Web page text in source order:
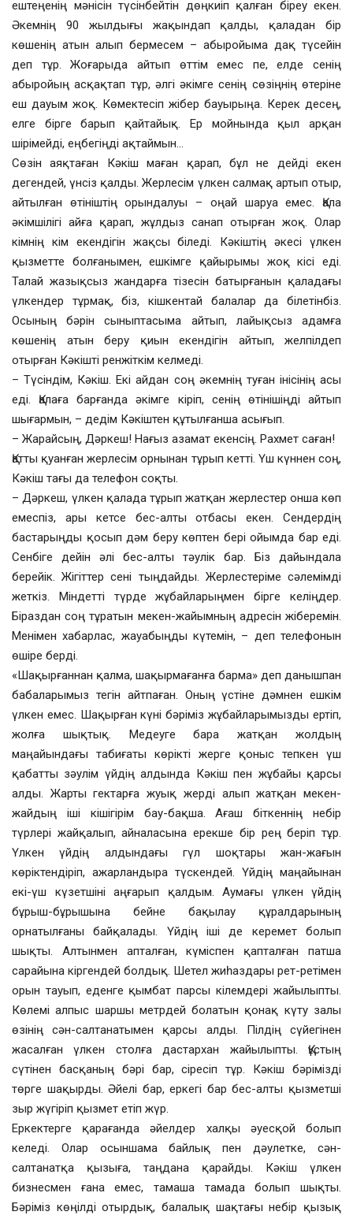
ештеңенің мәнісін түсінбейтін дөңкиіп қалған біреу екен.
Әкемнің 90 жылдығы жақындап қалды, қаладан бір
көшенің атын алып бермесем – абыройыма дақ түсейін
деп тұр. Жоғарыда айтып өттім емес пе, елде сенің
абыройың асқақтап тұр, әлгі әкімге сенің сөзіңнің өтеріне
еш дауым жоқ. Көмектесіп жібер бауырыңа. Керек десең,
елге бірге барып қайтайық. Ер мойнында қыл арқан
шірімейді, еңбегіңді ақтаймын…
Сөзін аяқтаған Кәкіш маған қарап, бұл не дейді екен
дегендей, үнсіз қалды. Жерлесім үлкен салмақ артып отыр,
айтылған өтініштің орындалуы – оңай шаруа емес. Қала
әкімшілігі айға қарап, жұлдыз санап отырған жоқ. Олар
кімнің кім екендігін жақсы біледі. Кәкіштің әкесі үлкен
қызметте болғанымен, ешкімге қайырымы жоқ кісі еді.
Талай жазықсыз жандарға тізесін батырғанын қаладағы
үлкендер тұрмақ, біз, кішкентай балалар да білетінбіз.
Осының бәрін сыныптасыма айтып, лайықсыз адамға
көшенің атын беру қиын екендігін айтып, желпілдеп
отырған Кәкішті ренжіткім келмеді.
– Түсіндім, Кәкіш. Екі айдан соң әкемнің туған інісінің асы
еді. Қалаға барғанда әкімге кіріп, сенің өтінішіңді айтып
шығармын, – дедім Кәкіштен құтылғанша асығып.
– Жарайсың, Дәркеш! Нағыз азамат екенсің. Рахмет саған!
Қатты қуанған жерлесім орнынан тұрып кетті. Үш күннен соң,
Кәкіш тағы да телефон соқты.
– Дәркеш, үлкен қалада тұрып жатқан жерлестер онша көп
емеспіз, ары кетсе бес-алты отбасы екен. Сендердің
бастарыңды қосып дәм беру көптен бері ойымда бар еді.
Сенбіге дейін әлі бес-алты тәулік бар. Біз дайындала
берейік. Жігіттер сені тыңдайды. Жерлестеріме сәлемімді
жеткіз. Міндетті түрде жұбайларыңмен бірге келіңдер.
Біраздан соң тұратын мекен-жайымның адресін жіберемін.
Менімен хабарлас, жауабыңды күтемін, – деп телефонын
өшіре берді.
«Шақырғаннан қалма, шақырмағанға барма» деп данышпан
бабаларымыз тегін айтпаған. Оның үстіне дәмнен ешкім
үлкен емес. Шақырған күні бәріміз жұбайларымызды ертіп,
жолға шықтық. Медеуге бара жатқан жолдың
маңайындағы табиғаты көрікті жерге қоныс тепкен үш
қабатты зәулім үйдің алдында Кәкіш пен жұбайы қарсы
алды. Жарты гектарға жуық жерді алып жатқан мекен-
жайдың іші кішігірім бау-бақша. Ағаш біткеннің небір
түрлері жайқалып, айналасына ерекше бір рең беріп тұр.
Үлкен үйдің алдындағы гүл шоқтары жан-жағын
көріктендіріп, ажарландыра түскендей. Үйдің маңайынан
екі-үш күзетшіні аңғарып қалдым. Аумағы үлкен үйдің
бұрыш-бұрышына бейне бақылау құралдарының
орнатылғаны байқалады. Үйдің іші де керемет болып
шықты. Алтынмен апталған, күміспен қапталған патша
сарайына кіргендей болдық. Шетел жиһаздары рет-ретімен
орын тауып, еденге қымбат парсы кілемдері жайылыпты.
Көлемі алпыс шаршы метрдей болатын қонақ күту залы
өзінің сән-салтанатымен қарсы алды. Пілдің сүйегінен
жасалған үлкен столға дастархан жайылыпты. Құстың
сүтінен басқаның бәрі бар, сіресіп тұр. Кәкіш бәрімізді
төрге шақырды. Әйелі бар, еркегі бар бес-алты қызметші
зыр жүгіріп қызмет етіп жүр.
Еркектерге қарағанда әйелдер халқы әуесқой болып
келеді. Олар осыншама байлық пен дәулетке, сән-
салтанатқа қызыға, таңдана қарайды. Кәкіш үлкен
бизнесмен ғана емес, тамаша тамада болып шықты.
Бәріміз көңілді отырдық, балалық шақтағы небір қызық